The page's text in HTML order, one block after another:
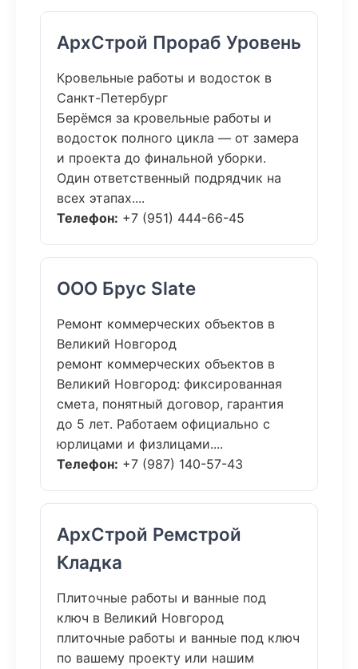
АрхСтрой Прораб Уровень
Кровельные работы и водосток в
Санкт-Петербург
Берёмся за кровельные работы и
водосток полного цикла — от замера
и проекта до финальной уборки.
Один ответственный подрядчик на
всех этапах....
Телефон: +7 (951) 444-66-45
ООО Брус Slate
Ремонт коммерческих объектов в
Великий Новгород
ремонт коммерческих объектов в
Великий Новгород: фиксированная
смета, понятный договор, гарантия
до 5 лет. Работаем официально с
юрлицами и физлицами....
Телефон: +7 (987) 140-57-43
АрхСтрой Ремстрой
Кладка
Плиточные работы и ванные под
ключ в Великий Новгород
плиточные работы и ванные под ключ
по вашему проекту или нашим